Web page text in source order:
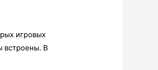
игровых
встроены. В